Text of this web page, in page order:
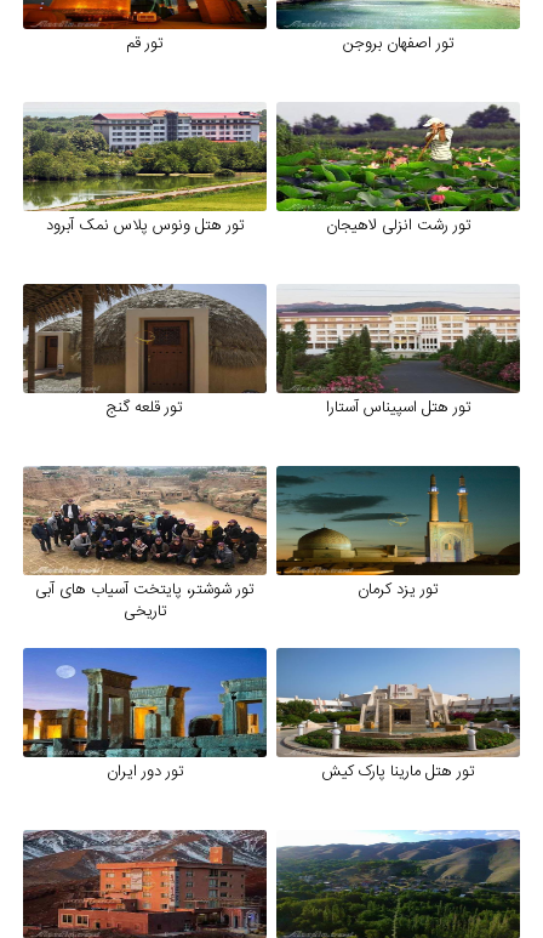
تور اصفهان بروجن تور قم
تور رشت انزلی لاهیجان تور هتل ونوس پلاس نمک آبرود
تور هتل اسپیناس آستارا تور قلعه گنج
تور یزد کرمان
تور شوشتر، پایتخت آسیاب های آبی
تاریخی
تور هتل مارینا پارک کیش تور دور ایران